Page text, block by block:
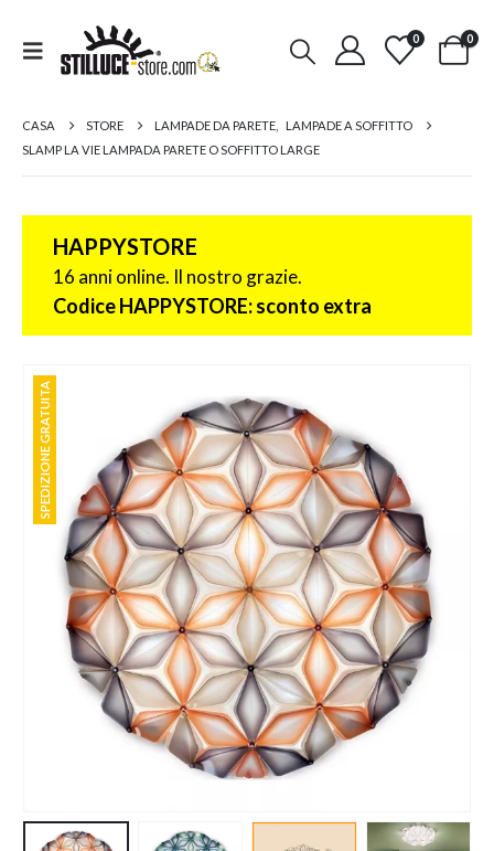
0 0
CASA STORE LAMPADE DA PARETE
LAMPADE A SOFFITTO
SLAMP LA VIE LAMPADA PARETE O SOFFITTO LARGE
HAPPYSTORE
16 anni online. Il nostro grazie.
Codice HAPPYSTORE: sconto extra
SPEDIZIONE GRATUITA
SPEDIZIONE GRATUITA